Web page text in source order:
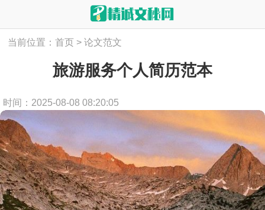
当前位置：首页 > 论文范文
旅游服务个人简历范本
时间：2025-08-08 08:20:05